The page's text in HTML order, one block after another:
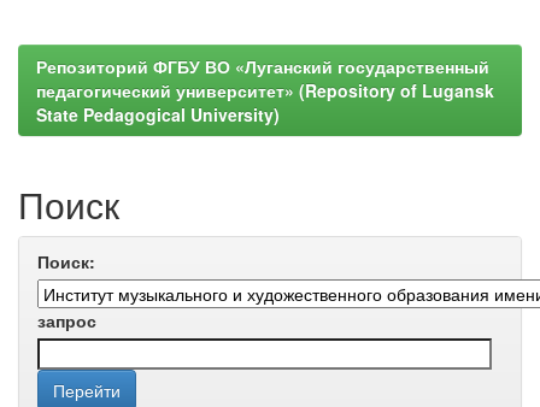
Репозиторий ФГБУ ВО «Луганский государственный
педагогический университет» (Repository of Lugansk
State Pedagogical University)
Поиск
Поиск:
запрос